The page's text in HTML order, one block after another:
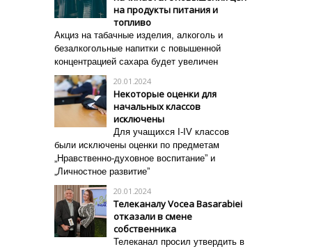
на продукты питания и
топливо
Акциз на табачные изделия, алкоголь и
безалкогольные напитки с повышенной
концентрацией сахара будет увеличен
20.01.2024
Некоторые оценки для
начальных классов
исключены
Для учащихся I-IV классов
были исключены оценки по предметам
„Нравственно-духовное воспитание” и
„Личностное развитие”
20.01.2024
Телеканалу Vocea Basarabiei
отказали в смене
собственника
Телеканал просил утвердить в